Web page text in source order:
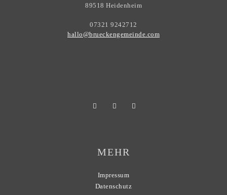
89518 Heidenheim
07321 9242712
hallo@brueckengemeinde.com
MEHR
Impressum
Datenschutz